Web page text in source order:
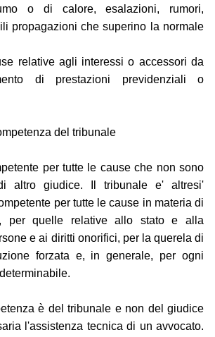
o di calore, esalazioni, rumori,
propagazioni che superino la normale
relative agli interessi o accessori da
di prestazioni previdenziali o
del tribunale
per tutte le cause che non sono
altro giudice. Il tribunale e' altresi'
per tutte le cause in materia di
per quelle relative allo stato e alla
e ai diritti onorifici, per la querela di
forzata e, in generale, per ogni
è del tribunale e non del giudice
l'assistenza tecnica di un avvocato.